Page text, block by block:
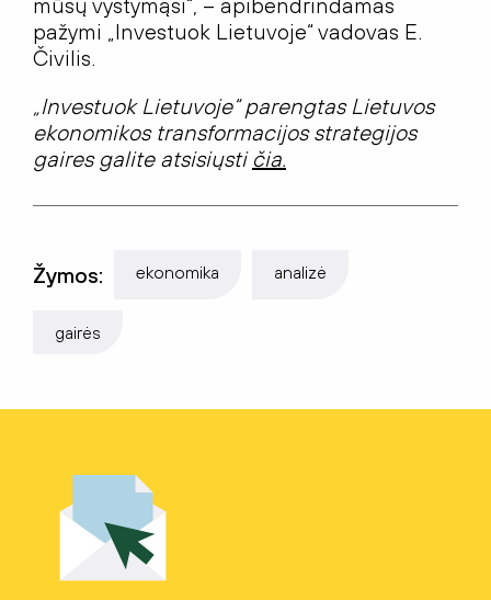
pažymi „Investuok Lietuvoje“ vadovas E.
Čivilis.
„Investuok Lietuvoje“ parengtas Lietuvos
ekonomikos transformacijos strategijos
gaires galite atsisiųsti čia.
Žymos: ekonomika analizė
gairės